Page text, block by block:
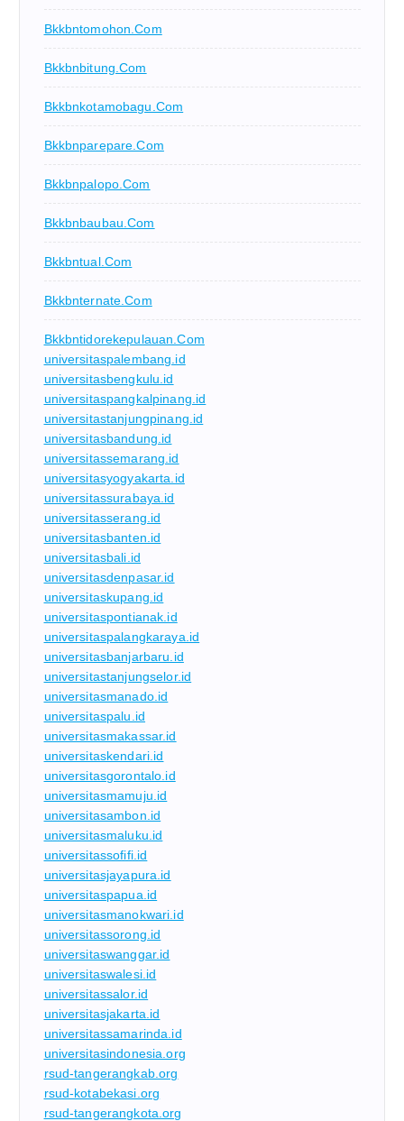
Bkkbntomohon.com
Bkkbnbitung.com
Bkkbnkotamobagu.com
Bkkbnparepare.com
Bkkbnpalopo.com
Bkkbnbaubau.com
Bkkbntual.com
Bkkbnternate.com
Bkkbntidorekepulauan.com
universitaspalembang.id
universitasbengkulu.id
universitaspangkalpinang.id
universitastanjungpinang.id
universitasbandung.id
universitassemarang.id
universitasyogyakarta.id
universitassurabaya.id
universitasserang.id
universitasbanten.id
universitasbali.id
universitasdenpasar.id
universitaskupang.id
universitaspontianak.id
universitaspalangkaraya.id
universitasbanjarbaru.id
universitastanjungselor.id
universitasmanado.id
universitaspalu.id
universitasmakassar.id
universitaskendari.id
universitasgorontalo.id
universitasmamuju.id
universitasambon.id
universitasmaluku.id
universitassofifi.id
universitasjayapura.id
universitaspapua.id
universitasmanokwari.id
universitassorong.id
universitaswanggar.id
universitaswalesi.id
universitassalor.id
universitasjakarta.id
universitassamarinda.id
universitasindonesia.org
rsud-tangerangkab.org
rsud-kotabekasi.org
rsud-tangerangkota.org